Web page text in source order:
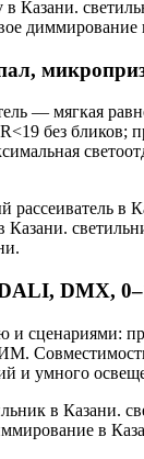
Казани.
диммирование
— мягкая
без бликов;
рассеиватель в
Казани.
.
DMX,
и сценариями:
и умного
в Казани.
в